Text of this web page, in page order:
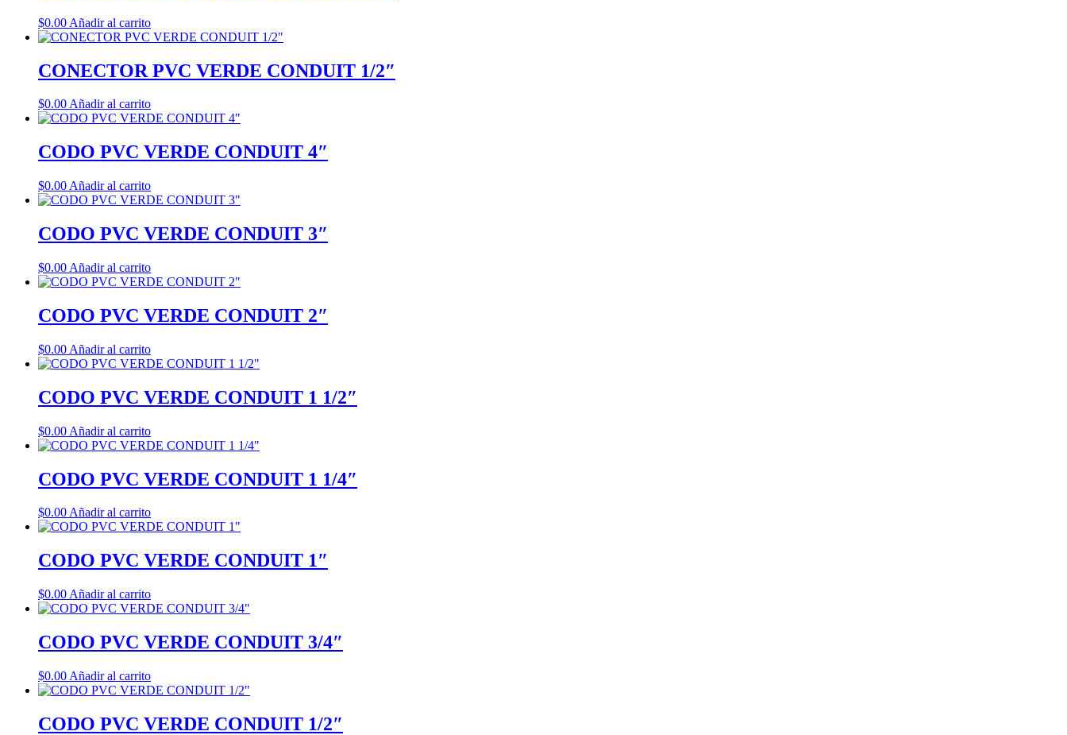
$0.00 Añadir al carrito
CONECTOR PVC VERDE CONDUIT 1/2″
$0.00Añadir al carrito
CODO PVC VERDE CONDUIT 4″
$0.00 Añadir al carrito
CODO PVC VERDE CONDUIT 3″
$0.00 Añadir al carrito
CODO PVC VERDE CONDUIT 2″
$0.00 Añadir al carrito
CODO PVC VERDE CONDUIT 1 1/2″
$0.00 Añadir al carrito
CODO PVC VERDE CONDUIT 1 1/4″
$0.00Añadir al carrito
CODO PVC VERDE CONDUIT 1″
$0.00 Añadir al carrito
CODO PVC VERDE CONDUIT 3/4″
$0.00 Añadir al carrito
CODO PVC VERDE CONDUIT 1/2″